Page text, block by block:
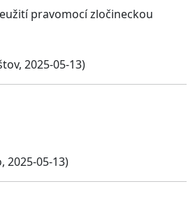
pravomocí zločineckou
2025-05-13)
2025-05-13)